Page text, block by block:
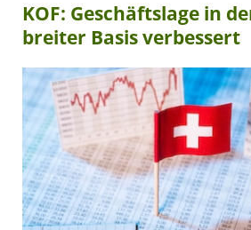
KOF: Geschäftslage in
breiter Basis verbessert